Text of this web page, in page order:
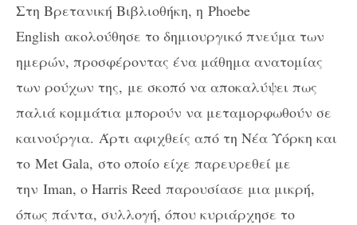
Στη Βρετανική Βιβλιοθήκη, η Phoebe
English ακολούθησε το δημιουργικό πνεύμα των
ημερών, προσφέροντας ένα μάθημα ανατομίας
των ρούχων της, με σκοπό να αποκαλύψει πως
παλιά κομμάτια μπορούν να μεταμορφωθούν σε
καινούργια. Άρτι αφιχθείς από τη Νέα Υόρκη και
το Met Gala, στο οποίο είχε παρευρεθεί με
την Iman, o Harris Reed παρουσίασε μια μικρή,
όπως πάντα, συλλογή, όπου κυριάρχησε το